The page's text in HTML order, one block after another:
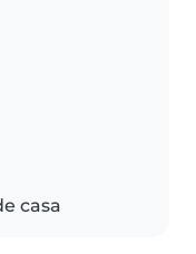
casa